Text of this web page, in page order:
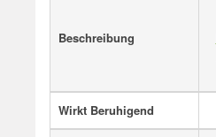
Beschreibung
Wirkt Beruhigend